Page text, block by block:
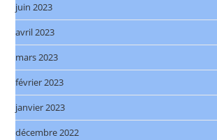
juin 2023
avril 2023
mars 2023
février 2023
janvier 2023
décembre 2022